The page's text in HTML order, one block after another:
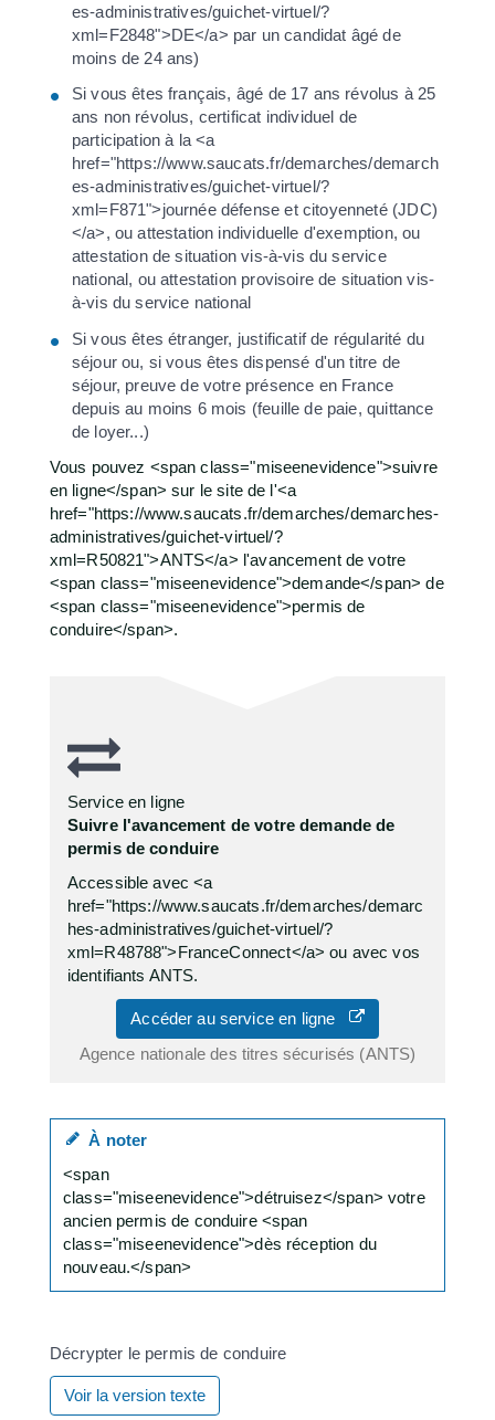
es-administratives/guichet-virtuel/?
xml=F2848">DE</a> par un candidat âgé de
moins de 24 ans)
Si vous êtes français, âgé de 17 ans révolus à 25
ans non révolus, certificat individuel de
participation à la <a
href="https://www.saucats.fr/demarches/demarch
es-administratives/guichet-virtuel/?
xml=F871">journée défense et citoyenneté (JDC)
</a>, ou attestation individuelle d'exemption, ou
attestation de situation vis-à-vis du service
national, ou attestation provisoire de situation vis-
à-vis du service national
Si vous êtes étranger, justificatif de régularité du
séjour ou, si vous êtes dispensé d'un titre de
séjour, preuve de votre présence en France
depuis au moins 6 mois (feuille de paie, quittance
de loyer...)
Vous pouvez <span class="miseenevidence">suivre
en ligne</span> sur le site de l'<a
href="https://www.saucats.fr/demarches/demarches-
administratives/guichet-virtuel/?
xml=R50821">ANTS</a> l'avancement de votre
<span class="miseenevidence">demande</span> de
<span class="miseenevidence">permis de
conduire</span>.
Service en ligne
Suivre l'avancement de votre demande de
permis de conduire
Accessible avec <a
href="https://www.saucats.fr/demarches/demarc
hes-administratives/guichet-virtuel/?
xml=R48788">FranceConnect</a> ou avec vos
identifiants ANTS.
Accéder au service en ligne
Agence nationale des titres sécurisés (ANTS)
À noter
<span
class="miseenevidence">détruisez</span> votre
ancien permis de conduire <span
class="miseenevidence">dès réception du
nouveau.</span>
Décrypter le permis de conduire
Voir la version texte